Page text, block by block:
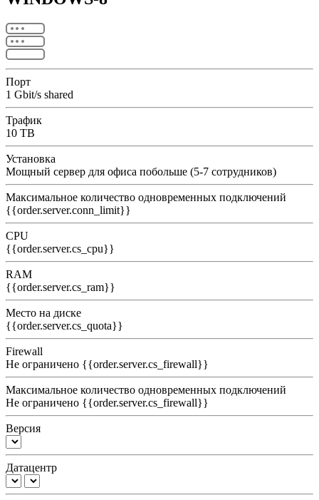
Порт
1 Gbit/s shared
Трафик
10 TB
Установка
Мощный сервер для офиса побольше (5-7 сотрудников)
Максимальное количество одновременных подключений
{{order.server.conn_limit}}
CPU
{{order.server.cs_cpu}}
RAM
{{order.server.cs_ram}}
Место на диске
{{order.server.cs_quota}}
Firewall
Не ограничено {{order.server.cs_firewall}}
Максимальное количество одновременных подключений
Не ограничено {{order.server.cs_firewall}}
Версия
Датацентр